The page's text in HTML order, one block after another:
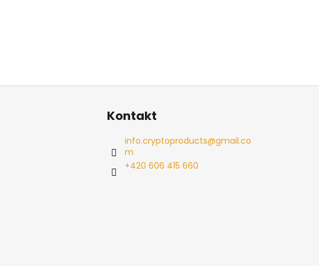
Kontakt
info.cryptoproducts@gmail.co
m
+420 606 415 660